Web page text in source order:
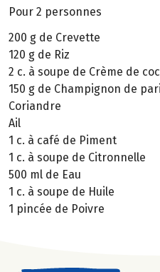
Pour 2 personnes
200 g de Crevette
120 g de Riz
2 c. à soupe de Crème de
150 g de Champignon de
Coriandre
Ail
1 c. à café de Piment
1 c. à soupe de Citronnelle
500 ml de Eau
1 c. à soupe de Huile
1 pincée de Poivre